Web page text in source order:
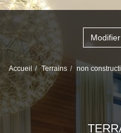
Accueil Terrains non